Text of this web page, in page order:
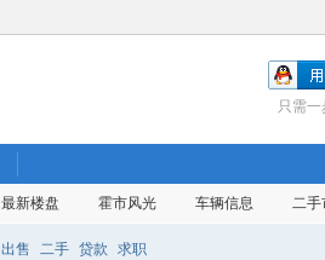
只需
最新楼盘 霍市风光 车辆信息 二手
出售 二手 贷款 求职